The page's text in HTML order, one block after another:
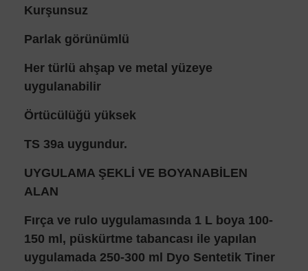
Kurşunsuz
Parlak görünümlü
Her türlü ahşap ve metal yüzeye
uygulanabilir
Örtücülüğü yüksek
TS 39a uygundur.
UYGULAMA ŞEKLİ VE BOYANABİLEN
ALAN
Fırça ve rulo uygulamasında 1 L boya 100-
150 ml, püskürtme tabancası ile yapılan
uygulamada 250-300 ml Dyo Sentetik Tiner